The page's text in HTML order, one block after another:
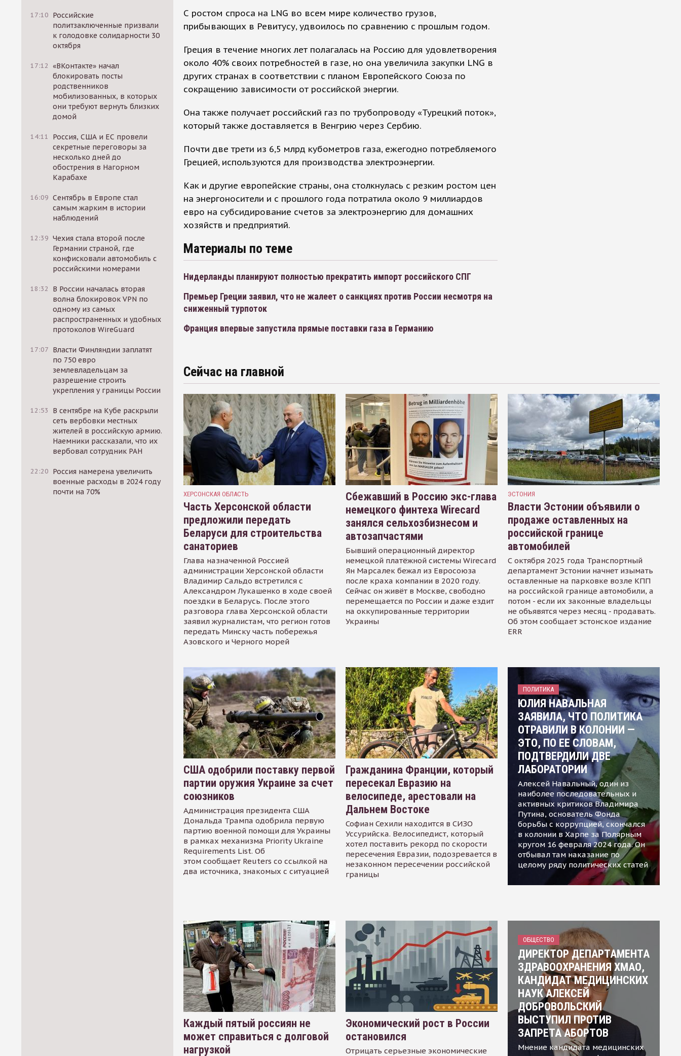
17:10 Российские
политзаключенные призвали
к голодовке солидарности 30
октября
17:12 «ВКонтакте» начал
блокировать посты
родственников
мобилизованных, в которых
они требуют вернуть близких
домой
14:11
Россия, США и ЕС провели
секретные переговоры за
несколько дней до
обострения в Нагорном
Карабахе
16:09 Сентябрь в Европе стал
самым жарким в истории
наблюдений
12:39 Чехия стала второй после
Германии страной, где
конфисковали автомобиль с
российскими номерами
18:32
В России началась вторая
волна блокировок VPN по
одному из самых
распространенных и удобных
протоколов WireGuard
17:07 Власти Финляндии заплатят
по 750 евро
землевладельцам за
разрешение строить
укрепления у границы России
12:53
В сентябре на Кубе раскрыли
сеть вербовки местных
жителей в российскую армию.
Наемники рассказали, что их
вербовал сотрудник РАН
22:20 Россия намерена увеличить
военные расходы в 2024 году
почти на 70%
С ростом спроса на LNG во всем мире количество грузов,
прибывающих в Ревитусу, удвоилось по сравнению с прошлым годом.
Греция в течение многих лет полагалась на Россию для удовлетворения
около 40% своих потребностей в газе, но она увеличила закупки LNG в
других странах в соответствии с планом Европейского Союза по
сокращению зависимости от российской энергии.
Она также получает российский газ по трубопроводу «Турецкий поток»,
который также доставляется в Венгрию через Сербию.
Почти две трети из 6,5 млрд кубометров газа, ежегодно потребляемого
Грецией, используются для производства электроэнергии.
Как и другие европейские страны, она столкнулась с резким ростом цен
на энергоносители и с прошлого года потратила около 9 миллиардов
евро на субсидирование счетов за электроэнергию для домашних
хозяйств и предприятий.
Материалы по теме
Нидерланды планируют полностью прекратить импорт российского СПГ
Премьер Греции заявил, что не жалеет о санкциях против России несмотря на
сниженный турпоток
Франция впервые запустила прямые поставки газа в Германию
Сейчас на главной
ХЕРСОНСКАЯ ОБЛАСТЬ
Часть Херсонской области
предложили передать
Беларуси для строительства
санаториев
Глава назначенной Россией
администрации Херсонской области
Владимир Сальдо встретился с
Александром Лукашенко в ходе своей
поездки в Беларусь. После этого
разговора глава Херсонской области
заявил журналистам, что регион готов
передать Минску часть побережья
Азовского и Черного морей
Сбежавший в Россию экс-глава
немецкого финтеха Wirecard
занялся сельхозбизнесом и
автозапчастями
Бывший операционный директор
немецкой платёжной системы Wirecard
Ян Марсалек бежал из Евросоюза
после краха компании в 2020 году.
Сейчас он живёт в Москве, свободно
перемещается по России и даже ездит
на оккупированные территории
Украины
ЭСТОНИЯ
Власти Эстонии объявили о
продаже оставленных на
российской границе
автомобилей
С октября 2025 года Транспортный
департамент Эстонии начнет изымать
оставленные на парковке возле КПП
на российской границе автомобили, а
потом - если их законные владельцы
не объявятся через месяц - продавать.
Об этом сообщает эстонское издание
ERR
США одобрили поставку первой
партии оружия Украине за счет
союзников
Администрация президента США
Дональда Трампа одобрила первую
партию военной помощи для Украины
в рамках механизма Priority Ukraine
Requirements List. Об
этом сообщает Reuters со ссылкой на
два источника, знакомых с ситуацией
Гражданина Франции, который
пересекал Евразию на
велосипеде, арестовали на
Дальнем Востоке
Софиан Сехили находится в СИЗО
Уссурийска. Велосипедист, который
хотел поставить рекорд по скорости
пересечения Евразии, подозревается в
незаконном пересечении российской
границы
ПОЛИТИКА
ЮЛИЯ НАВАЛЬНАЯ
ЗАЯВИЛА, ЧТО ПОЛИТИКА
ОТРАВИЛИ В КОЛОНИИ —
ЭТО, ПО ЕЕ СЛОВАМ,
ПОДТВЕРДИЛИ ДВЕ
ЛАБОРАТОРИИ
Алексей Навальный, один из
наиболее последовательных и
активных критиков Владимира
Путина, основатель Фонда
борьбы с коррупцией, скончался
в колонии в Харпе за Полярным
кругом 16 февраля 2024 года. Он
отбывал там наказание по
целому ряду политических статей
Каждый пятый россиян не
может справиться с долговой
нагрузкой
Экономический рост в России
остановился
Отрицать серьезные экономические
ОБЩЕСТВО
ДИРЕКТОР ДЕПАРТАМЕНТА
ЗДРАВООХРАНЕНИЯ ХМАО,
КАНДИДАТ МЕДИЦИНСКИХ
НАУК АЛЕКСЕЙ
ДОБРОВОЛЬСКИЙ
ВЫСТУПИЛ ПРОТИВ
ЗАПРЕТА АБОРТОВ
Мнение кандидата медицинских